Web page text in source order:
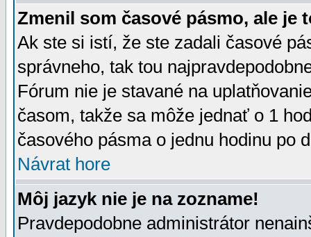
Zmenil som časové pásmo, ale je
Ak ste si istí, že ste zadali časové
správneho, tak tou
Fórum nie je stavané na
časom, takže sa môže jednať o 1
časového pásma o jednu hodinu po
Návrat hore
Môj jazyk nie je na zozname!
Pravdepodobne administrátor